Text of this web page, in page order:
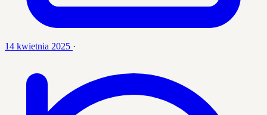
14 kwietnia 2025 ·